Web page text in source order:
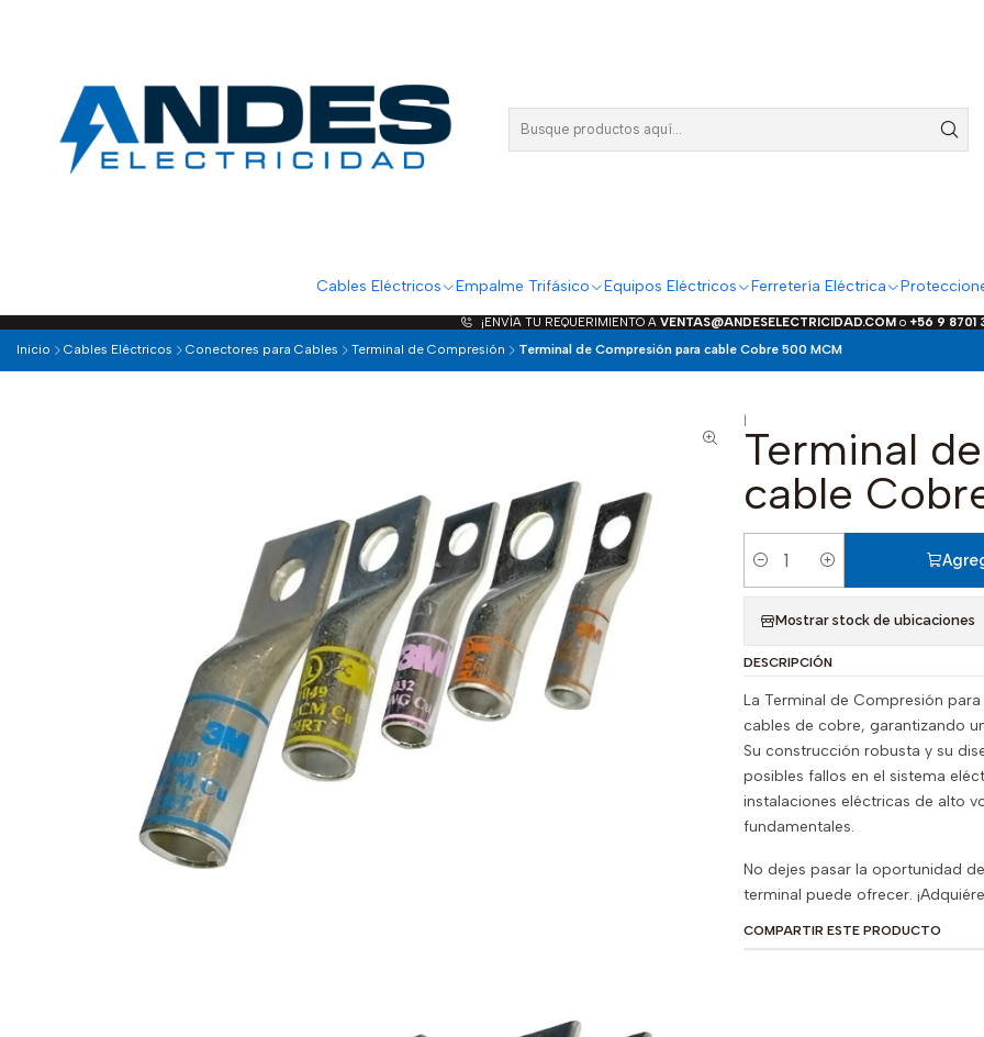
Cables Eléctricos Empalme Trifásico Equipos Eléctricos Ferretería Eléctrica
¡ENVÍA TU REQUERIMIENTO A VENTAS@ANDESELECTRICIDAD.COM o +56 9 8701
Inicio
Cables Eléctricos Conectores para Cables Terminal de Compresión Terminal de Compresión para cable Cobre 500 MCM
Terminal
cable
Cantidad
Mostrar stock de ubicaciones
DESCRIPCIÓN
La Terminal de Compresión
cables de cobre, garantizando
Su construcción robusta y su
posibles fallos en el sistema
instalaciones eléctricas de alto
fundamentales.
No dejes pasar la oportunidad
terminal puede ofrecer.
COMPARTIR ESTE PRODUCTO